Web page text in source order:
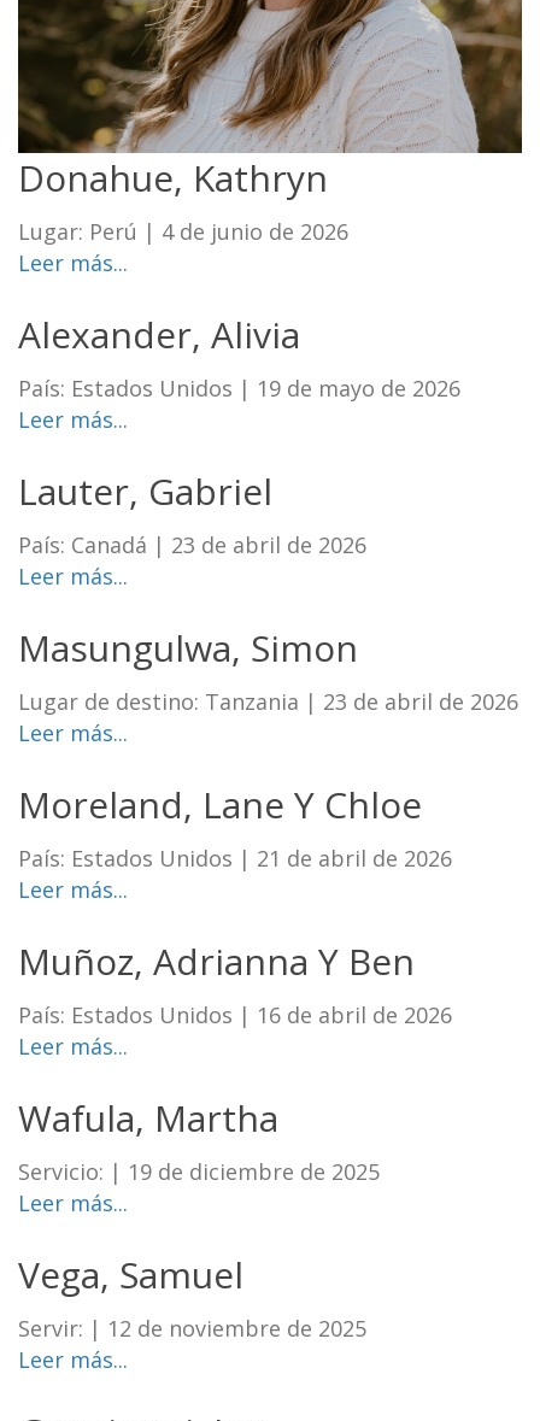
Donahue, Kathryn
Lugar: Perú | 4 de junio de 2026
Leer más...
Alexander, Alivia
País: Estados Unidos | 19 de mayo de 2026
Leer más...
Lauter, Gabriel
País: Canadá | 23 de abril de 2026
Leer más...
Masungulwa, Simon
Lugar de destino: Tanzania | 23 de abril de 2026
Leer más...
Moreland, Lane Y Chloe
País: Estados Unidos | 21 de abril de 2026
Leer más...
Muñoz, Adrianna Y Ben
País: Estados Unidos | 16 de abril de 2026
Leer más...
Wafula, Martha
Servicio: | 19 de diciembre de 2025
Leer más...
Vega, Samuel
Servir: | 12 de noviembre de 2025
Leer más...